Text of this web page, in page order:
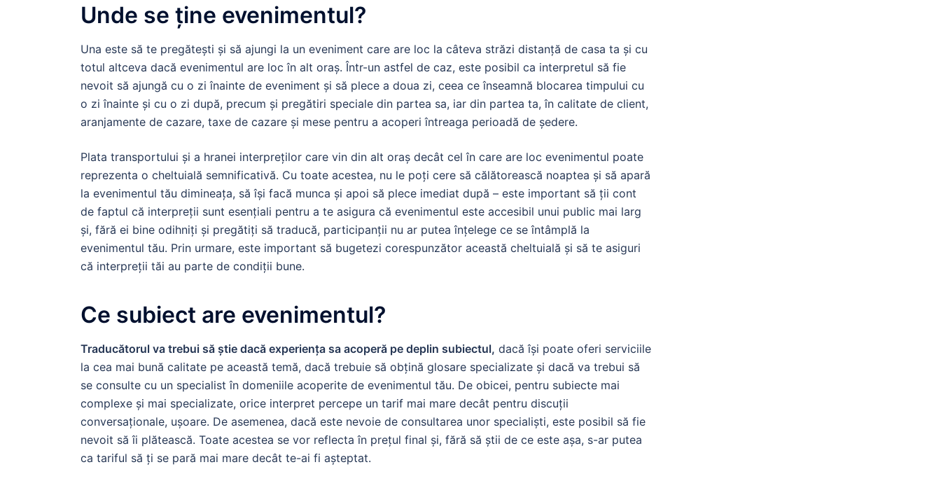
Unde se ține evenimentul?
Una este să te pregătești și să ajungi la un eveniment care are loc la câteva străzi distanță de casa ta și cu
totul altceva dacă evenimentul are loc în alt oraș. Într-un astfel de caz, este posibil ca interpretul să fie
nevoit să ajungă cu o zi înainte de eveniment și să plece a doua zi, ceea ce înseamnă blocarea timpului cu
o zi înainte și cu o zi după, precum și pregătiri speciale din partea sa, iar din partea ta, în calitate de client,
aranjamente de cazare, taxe de cazare și mese pentru a acoperi întreaga perioadă de ședere.
Plata transportului și a hranei interpreților care vin din alt oraș decât cel în care are loc evenimentul poate
reprezenta o cheltuială semnificativă. Cu toate acestea, nu le poți cere să călătorească noaptea și să apară
la evenimentul tău dimineața, să își facă munca și apoi să plece imediat după – este important să ții cont
de faptul că interpreții sunt esențiali pentru a te asigura că evenimentul este accesibil unui public mai larg
și, fără ei bine odihniți și pregătiți să traducă, participanții nu ar putea înțelege ce se întâmplă la
evenimentul tău. Prin urmare, este important să bugetezi corespunzător această cheltuială și să te asiguri
că interpreții tăi au parte de condiții bune.
Ce subiect are evenimentul?
Traducătorul va trebui să știe dacă experiența sa acoperă pe deplin subiectul, dacă își poate oferi serviciile
la cea mai bună calitate pe această temă, dacă trebuie să obțină glosare specializate și dacă va trebui să
se consulte cu un specialist în domeniile acoperite de evenimentul tău. De obicei, pentru subiecte mai
complexe și mai specializate, orice interpret percepe un tarif mai mare decât pentru discuții
conversaționale, ușoare. De asemenea, dacă este nevoie de consultarea unor specialiști, este posibil să fie
nevoit să îi plătească. Toate acestea se vor reflecta în prețul final și, fără să știi de ce este așa, s-ar putea
ca tariful să ți se pară mai mare decât te-ai fi așteptat.